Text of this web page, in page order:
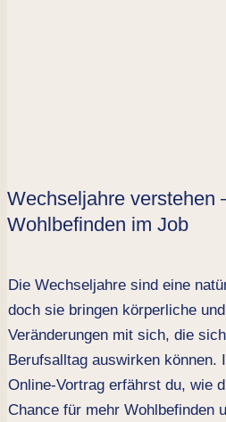
Wechseljahre verstehen
Wohlbefinden im Job
Die Wechseljahre sind eine
doch sie bringen körperliche
Veränderungen mit sich, die
Berufsalltag auswirken können.
Online-Vortrag erfährst du, wie
Chance für mehr Wohlbefinden